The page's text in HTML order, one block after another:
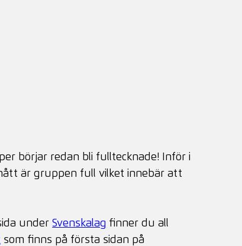
börjar redan bli fulltecknade! Inför i
är gruppen full vilket innebär att
underSvenskalag finner du all
som finns på första sidan på